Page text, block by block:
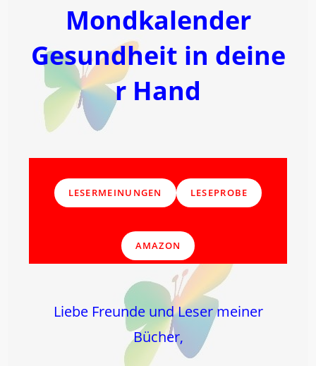
Mondkalender
Gesundheit in deine
r Hand
LESERMEINUNGEN LESEPROBE
AMAZON
Liebe Freunde und Leser meiner
Bücher,